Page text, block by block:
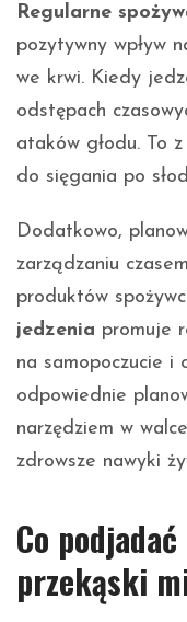
Regularne
pozytywny wpływ
we krwi. Kiedy
odstępach
ataków głodu. To
do sięgania po
Dodatkowo,
zarządzaniu
produktów
jedzenia promuje
na samopoczucie i
odpowiednie
narzędziem w
zdrowsze nawyki
Co
przekąski